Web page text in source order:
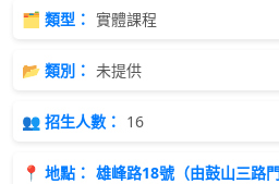
🗂 類型： 實體課程
📂 類別： 未提供
👥 招生人數： 16
📍 地點： 雄峰路18號（由鼓山三路